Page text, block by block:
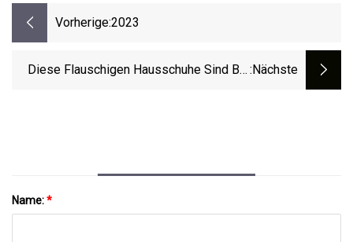
Vorherige:2023
Diese Flauschigen Hausschuhe Sind Bei :nächste
Name:*